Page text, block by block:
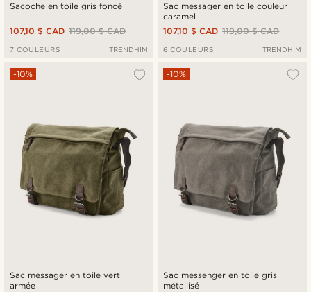
Sacoche en toile gris foncé
119,00 $ CAD
107,10 $ CAD
7 COULEURS TRENDHIM
Sac messager en toile couleur
caramel
119,00 $ CAD
107,10 $ CAD
6 COULEURS TRENDHIM
Sac messager en toile vert
armée
-10%
Sac messenger en toile gris
métallisé
-10%